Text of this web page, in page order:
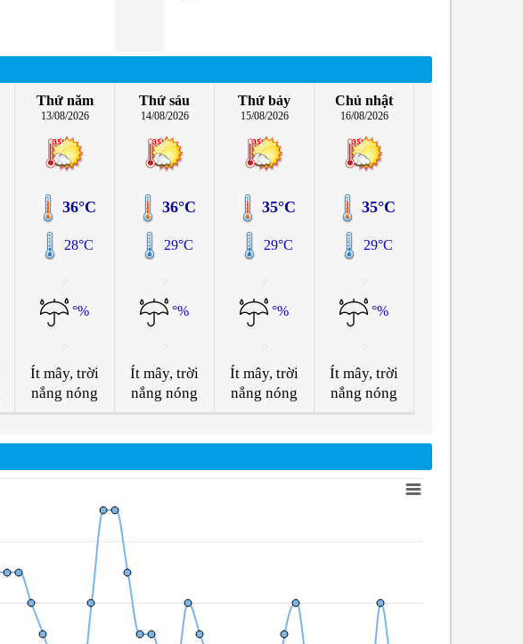
Thứ năm
13/08/2026
36°C
28°C
°%
Ít mây, trời
nắng nóng
Thứ sáu
14/08/2026
36°C
29°C
°%
Ít mây, trời
nắng nóng
Thứ bảy
15/08/2026
35°C
29°C
°%
Ít mây, trời
nắng nóng
Chủ nhật
16/08/2026
35°C
29°C
°%
Ít mây, trời
nắng nóng